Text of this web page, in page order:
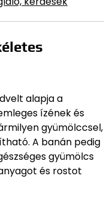
alapja a
ízének és
gyümölccsel,
A banán pedig
gyümölcs
és rostot